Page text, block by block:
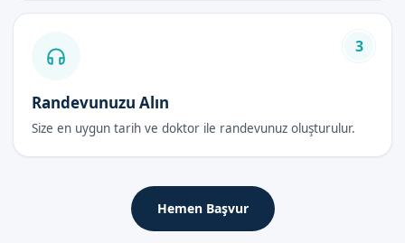
Yenidoğan sünneti fiyatları 2026 yılında çeşitli faktörlere bağlı
bilgisi için randevu formumuzdan bilgi almanızı öneririz.
Yenidoğan Sünneti Sonrası Bakım
3
Randevunuzu Alın
Size en uygun tarih ve doktor ile randevunuz oluşturulur.
Hemen Başvur